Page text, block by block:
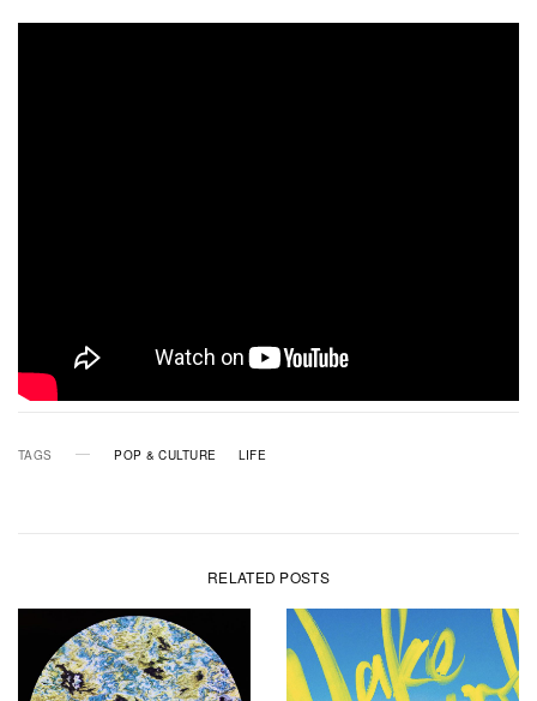
TAGS POP & CULTURE LIFE
RELATED POSTS